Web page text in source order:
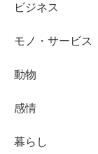
ビジネス
モノ・サービス
動物
感情
暮らし